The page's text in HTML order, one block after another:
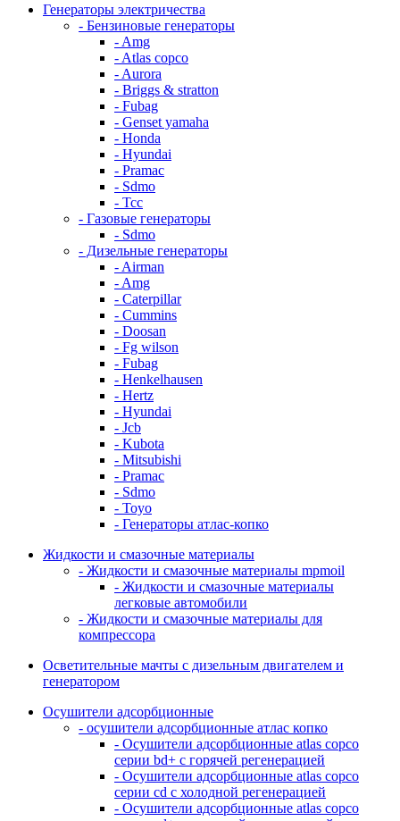
Генераторы электричества
- Бензиновые генераторы
- Amg
- Atlas copco
- Aurora
- Briggs & stratton
- Fubag
- Genset yamaha
- Honda
- Hyundai
- Pramac
- Sdmo
- Тсс
- Газовые генераторы
- Sdmo
- Дизельные генераторы
- Airman
- Amg
- Caterpillar
- Cummins
- Doosan
- Fg wilson
- Fubag
- Henkelhausen
- Hertz
- Hyundai
- Jcb
- Kubota
- Mitsubishi
- Pramac
- Sdmo
- Toyo
- Генераторы атлас-копко
Жидкости и смазочные материалы
- Жидкости и смазочные материалы mpmoil
- Жидкости и смазочные материалы
легковые автомобили
- Жидкости и смазочные материалы для
компрессора
Осветительные мачты с дизельным двигателем и
генератором
Осушители адсорбционные
- осушители адсорбционные атлас копко
- Осушители адсорбционные atlas copco
серии bd+ с горячей регенерацией
- Осушители адсорбционные atlas copco
серии cd с холодной регенерацией
- Осушители адсорбционные atlas copco